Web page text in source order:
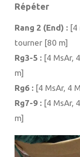
Répéter
Rang 2 (End) : [4
tourner [80 m]
Rg3-5 : [4 MsAr,
m]
Rg6 : [4 MsAr, 4
Rg7-9 : [4 MsAr,
m]